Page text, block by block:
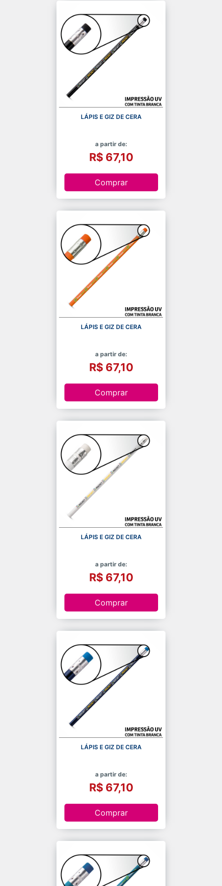
LÁPIS E GIZ DE CERA
a partir de:
R$ 67,10
Comprar
LÁPIS E GIZ DE CERA
a partir de:
R$ 67,10
Comprar
LÁPIS E GIZ DE CERA
a partir de:
R$ 67,10
Comprar
LÁPIS E GIZ DE CERA
a partir de:
R$ 67,10
Comprar